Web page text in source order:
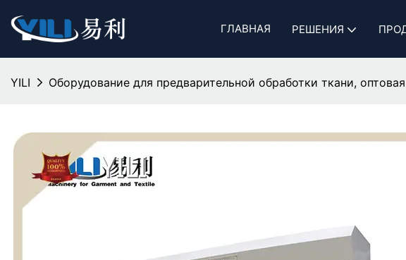
ГЛАВНАЯ РЕШЕНИЯ
YILI Оборудование для предварительной обработки ткани,